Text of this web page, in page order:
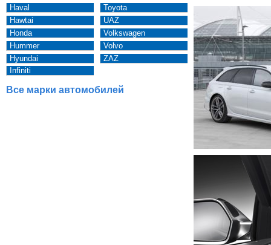
Haval
Hawtai
Honda
Hummer
Hyundai
Infiniti
Toyota
UAZ
Volkswagen
Volvo
ZAZ
Все марки автомобилей